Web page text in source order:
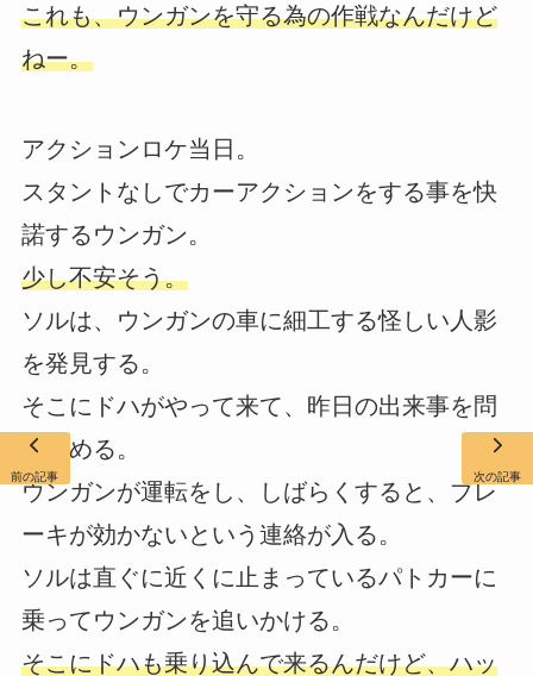
これも、ウンガンを守る為の作戦なんだけど
ねー。
アクションロケ当日。
スタントなしでカーアクションをする事を快
諾するウンガン。
少し不安そう。
ソルは、ウンガンの車に細工する怪しい人影
を発見する。
そこにドハがやって来て、昨日の出来事を問
い詰める。
ウンガンが運転をし、しばらくすると、ブレ
ーキが効かないという連絡が入る。
ソルは直ぐに近くに止まっているパトカーに
乗ってウンガンを追いかける。
そこにドハも乗り込んで来るんだけど、ハッ
前の記事 次の記事